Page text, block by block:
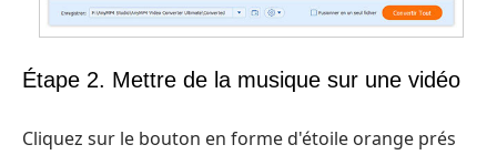
Étape 2. Mettre de la musique sur une vidéo
Cliquez sur le bouton en forme d'étoile orange prés